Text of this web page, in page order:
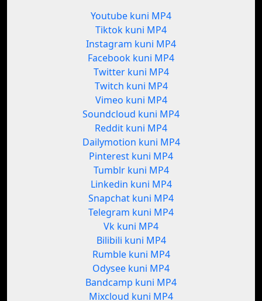
Youtube kuni MP4
Tiktok kuni MP4
Instagram kuni MP4
Facebook kuni MP4
Twitter kuni MP4
Twitch kuni MP4
Vimeo kuni MP4
Soundcloud kuni MP4
Reddit kuni MP4
Dailymotion kuni MP4
Pinterest kuni MP4
Tumblr kuni MP4
Linkedin kuni MP4
Snapchat kuni MP4
Telegram kuni MP4
Vk kuni MP4
Bilibili kuni MP4
Rumble kuni MP4
Odysee kuni MP4
Bandcamp kuni MP4
Mixcloud kuni MP4